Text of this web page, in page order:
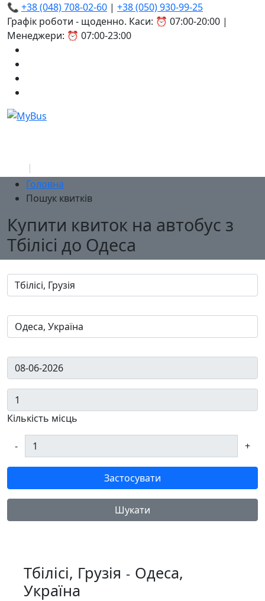
📞 +38 (048) 708-02-60 | +38 (050) 930-99-25
Графік роботи - щоденно. Каси: ⏰ 07:00-20:00 |
Менеджери: ⏰ 07:00-23:00
Головна
Пошук квитків
Купити квиток на автобус з
Тбілісі до Одеса
Кількість місць
- +
Застосувати
Шукати
Тбілісі, Грузія - Одеса,
Україна